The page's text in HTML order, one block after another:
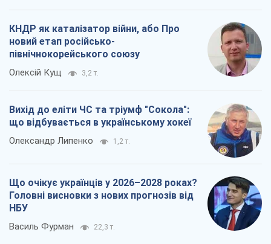
КНДР як каталізатор війни, або Про
новий етап російсько-
північнокорейського союзу
Олексій Кущ 3,2 т.
Вихід до еліти ЧС та тріумф "Сокола":
що відбувається в українському хокеї
Олександр Липенко 1,2 т.
Що очікує українців у 2026–2028 роках?
Головні висновки з нових прогнозів від
НБУ
Василь Фурман 22,3 т.